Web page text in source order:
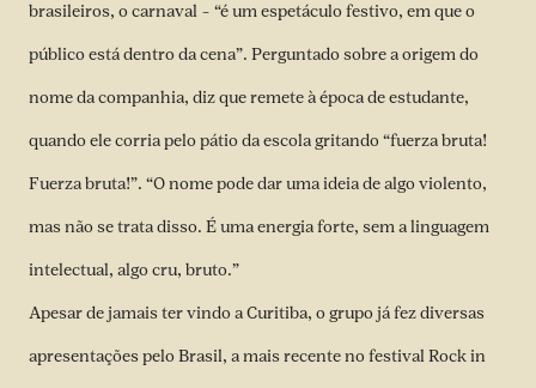
brasileiros, o carnaval – “é um espetáculo festivo, em que o
público está dentro da cena”. Perguntado sobre a origem do
nome da companhia, diz que remete à época de estudante,
quando ele corria pelo pátio da escola gritando “fuerza bruta!
Fuerza bruta!”. “O nome pode dar uma ideia de algo violento,
mas não se trata disso. É uma energia forte, sem a linguagem
intelectual, algo cru, bruto.”
Apesar de jamais ter vindo a Curitiba, o grupo já fez diversas
apresentações pelo Brasil, a mais recente no festival Rock in